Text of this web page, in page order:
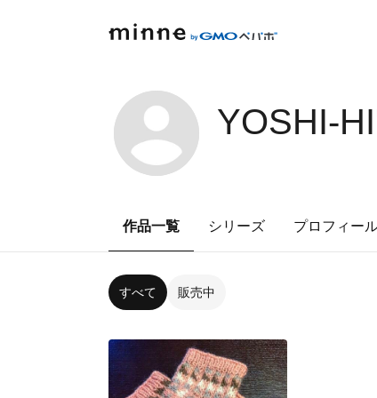
YOSHI-
作品一覧 シリーズ プロフィー
すべて 販売中